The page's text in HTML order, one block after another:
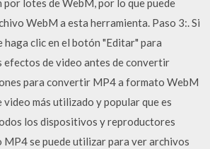
lotes de WebM, por lo que puede
WebM a esta herramienta. Paso 3:. Si
haga clic en el botón "Editar" para
efectos de video antes de convertir
para convertir MP4 a formato WebM
más utilizado y popular que es
los dispositivos y reproductores
se puede utilizar para ver archivos